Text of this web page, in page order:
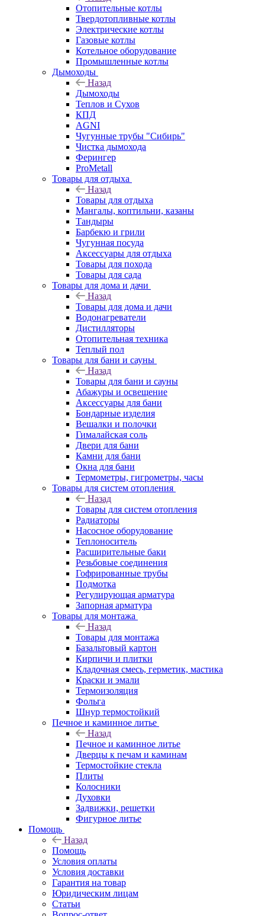
Отопительные котлы
Твердотопливные котлы
Электрические котлы
Газовые котлы
Котельное оборудование
Промышленные котлы
Дымоходы
Назад
Дымоходы
Теплов и Сухов
КПД
AGNI
Чугунные трубы "Сибирь"
Чистка дымохода
Ферингер
ProMetall
Товары для отдыха
Назад
Товары для отдыха
Мангалы, коптильни, казаны
Тандыры
Барбекю и грили
Чугунная посуда
Аксессуары для отдыха
Товары для похода
Товары для сада
Товары для дома и дачи
Назад
Товары для дома и дачи
Водонагреватели
Дистилляторы
Отопительная техника
Теплый пол
Товары для бани и сауны
Назад
Товары для бани и сауны
Абажуры и освещение
Аксессуары для бани
Бондарные изделия
Вешалки и полочки
Гималайская соль
Двери для бани
Камни для бани
Окна для бани
Термометры, гигрометры, часы
Товары для систем отопления
Назад
Товары для систем отопления
Радиаторы
Насосное оборудование
Теплоноситель
Расширительные баки
Резьбовые соединения
Гофрированные трубы
Подмотка
Регулирующая арматура
Запорная арматура
Товары для монтажа
Назад
Товары для монтажа
Базальтовый картон
Кирпичи и плитки
Кладочная смесь, герметик, мастика
Краски и эмали
Термоизоляция
Фольга
Шнур термостойкий
Печное и каминное литье
Назад
Печное и каминное литье
Дверцы к печам и каминам
Термостойкие стекла
Плиты
Колосники
Духовки
Задвижки, решетки
Фигурное литье
Помощь
Назад
Помощь
Условия оплаты
Условия доставки
Гарантия на товар
Юридическим лицам
Статьи